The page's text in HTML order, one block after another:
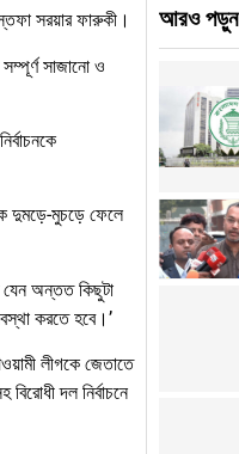
সরয়ার ফারুকী।
সাজানো ও
দুমড়ে-মুচড়ে ফেলে
যেন অন্তত কিছুটা
করতে হবে।’
লীগকে জেতাতে
দল নির্বাচনে
আরও পড়ুন